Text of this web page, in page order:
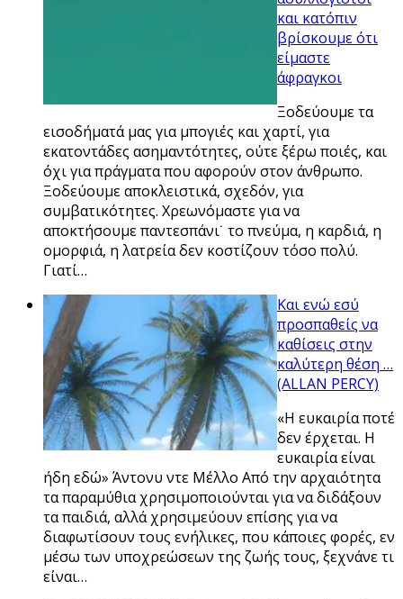
και κατόπιν
βρίσκουμε ότι
είμαστε
άφραγκοι
Ξοδεύουμε τα
εισοδήματά μας για μπογιές και χαρτί, για
εκατοντάδες ασημαντότητες, ούτε ξέρω ποιές, και
όχι για πράγματα που αφορούν στoν άνθρωπο.
Ξοδεύουμε αποκλειστικά, σχεδόν, για
συμβατικότητες. Χρεωνόμαστε για να
αποκτήσουμε παντεσπάνι˙ το πνεύμα, η καρδιά, η
ομορφιά, η λατρεία δεν κοστίζουν τόσο πολύ.
Γιατί…
Και ενώ εσύ
προσπαθείς να
καθίσεις στην
καλύτερη θέση …
(ALLAN PERCY)
«Η ευκαιρία ποτέ
δεν έρχεται. Η
ευκαιρία είναι
ήδη εδώ» Άντονυ ντε Μέλλο Από την αρχαιότητα
τα παραμύθια χρησιμοποιούνται για να διδάξουν
τα παιδιά, αλλά χρησιμεύουν επίσης για να
διαφωτίσουν τους ενήλικες, που κάποιες φορές, εν
μέσω των υποχρεώσεων της ζωής τους, ξεχνάνε τι
είναι…